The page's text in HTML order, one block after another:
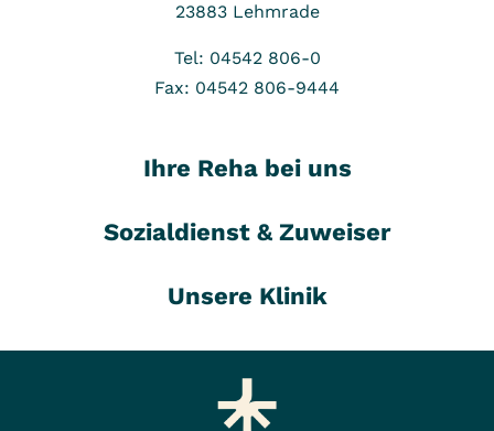
23883 Lehmrade
Tel: 04542 806-0
Fax: 04542 806-9444
Ihre Reha bei uns
Sozialdienst & Zuweiser
Unsere Klinik